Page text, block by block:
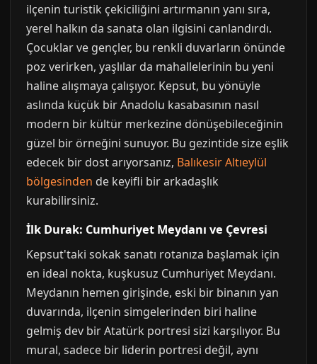
ilçenin turistik çekiciliğini artırmanın yanı sıra,
yerel halkın da sanata olan ilgisini canlandırdı.
Çocuklar ve gençler, bu renkli duvarların önünde
poz verirken, yaşlılar da mahallelerinin bu yeni
haline alışmaya çalışıyor. Kepsut, bu yönüyle
aslında küçük bir Anadolu kasabasının nasıl
modern bir kültür merkezine dönüşebileceğinin
güzel bir örneğini sunuyor. Bu gezintide size eşlik
edecek bir dost arıyorsanız, Balıkesir Altıeylül
bölgesinden de keyifli bir arkadaşlık
kurabilirsiniz.
İlk Durak: Cumhuriyet Meydanı ve Çevresi
Kepsut'taki sokak sanatı rotanıza başlamak için
en ideal nokta, kuşkusuz Cumhuriyet Meydanı.
Meydanın hemen girişinde, eski bir binanın yan
duvarında, ilçenin simgelerinden biri haline
gelmiş dev bir Atatürk portresi sizi karşılıyor. Bu
mural, sadece bir liderin portresi değil, aynı